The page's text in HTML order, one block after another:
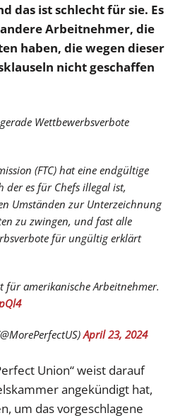
das ist schlecht für sie. Es
Arbeitnehmer, die
haben, die wegen dieser
nicht geschaffen
gerade Wettbewerbsverbote
(FTC) hat eine endgültige
der es für Chefs illegal ist,
Umständen zur Unterzeichnung
zu zwingen, und fast alle
für ungültig erklärt
für amerikanische Arbeitnehmer.
April 23, 2024
Union“ weist darauf
angekündigt hat,
um das vorgeschlagene